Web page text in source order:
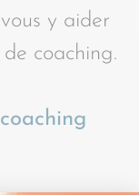
y aider
coaching.